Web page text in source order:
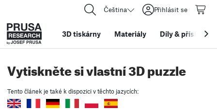
Čeština Přihlásit se
3D tiskárny Materiály Díly&
Vytiskněte si vlastní 3D puzzle
Tento článek je také k dispozici v těchto jazycích: